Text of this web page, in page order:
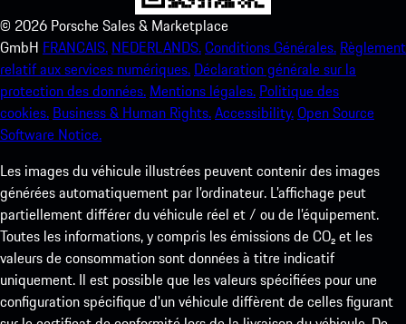
© 2026 Porsche Sales & Marketplace
GmbH FRANCAIS. NEDERLANDS.Conditions Générales. Règlement
relatif aux services numériques. Déclaration générale sur la
protection des données. Mentions légales. Politique des
cookies. Business & Human Rights.Accessibility.Open Source
Software Notice.
Les images du véhicule illustrées peuvent contenir des images
générées automatiquement par l’ordinateur. L’affichage peut
partiellement différer du véhicule réel et / ou de l’équipement.
Toutes les informations, y compris les émissions de CO₂ et les
valeurs de consommation sont données à titre indicatif
uniquement. Il est possible que les valeurs spécifiées pour une
configuration spécifique d'un véhicule diffèrent de celles figurant